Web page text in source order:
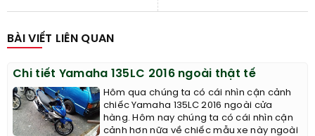
BÀI VIẾT LIÊN QUAN
Chi tiết Yamaha 135LC 2016 ngoài thật tế
Hôm qua chúng ta có cái nhìn cận cảnh
chiếc Yamaha 135LC 2016 ngoài cửa
hàng. Hôm nay chúng ta có cái nhìn cận
cảnh hơn nữa về chiếc mẫu xe này ngoài